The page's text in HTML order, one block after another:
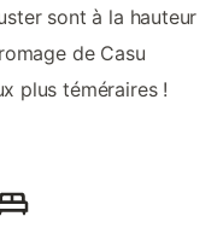
sont à la hauteur
de Casu
plus téméraires !